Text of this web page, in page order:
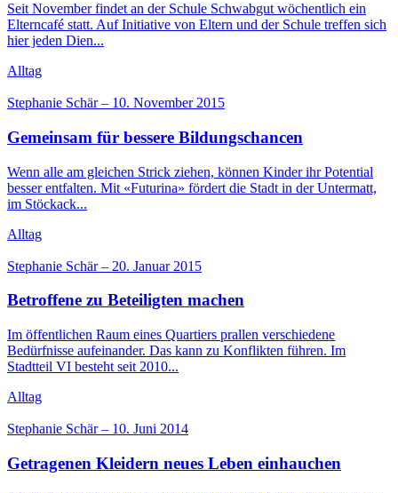
Seit November findet an der Schule Schwabgut wöchentlich ein
Elterncafé statt. Auf Initiative von Eltern und der Schule treffen sich
hier jeden Dien...
Alltag
Stephanie Schär– 10. November 2015
Gemeinsam für bessere Bildungschancen
Wenn alle am gleichen Strick ziehen, können Kinder ihr Potential
besser entfalten. Mit «Futurina» fördert die Stadt in der Untermatt,
im Stöckack...
Alltag
Stephanie Schär– 20. Januar 2015
Betroffene zu Beteiligten machen
Im öffentlichen Raum eines Quartiers prallen verschiedene
Bedürfnisse aufeinander. Das kann zu Konflikten führen. Im
Stadtteil VI besteht seit 2010...
Alltag
Stephanie Schär– 10. Juni 2014
Getragenen Kleidern neues Leben einhauchen